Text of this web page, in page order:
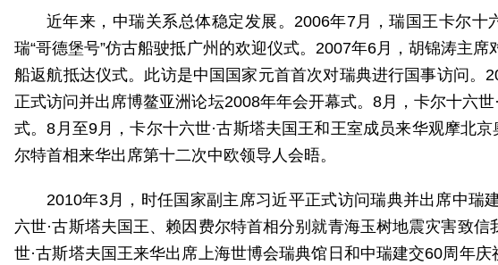
近年来，中瑞关系总体稳定发展。2006年7月，瑞国王卡尔十
瑞“哥德堡号”仿古船驶抵广州的欢迎仪式。2007年6月，胡锦涛主席
船返航抵达仪式。此访是中国国家元首首次对瑞典进行国事访问。
正式访问并出席博鳌亚洲论坛2008年年会开幕式。8月，卡尔十六
式。8月至9月，卡尔十六世·古斯塔夫国王和王室成员来华观摩北
尔特首相来华出席第十二次中欧领导人会晤。
2010年3月，时任国家副主席习近平正式访问瑞典并出席中瑞
六世·古斯塔夫国王、赖因费尔特首相分别就青海玉树地震灾害致
世·古斯塔夫国王来华出席上海世博会瑞典馆日和中瑞建交60周年